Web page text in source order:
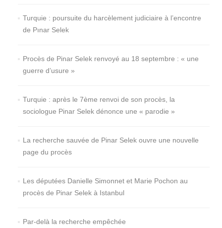
Turquie : poursuite du harcèlement judiciaire à l’encontre
de Pınar Selek
Procès de Pinar Selek renvoyé au 18 septembre : « une
guerre d’usure »
Turquie : après le 7ème renvoi de son procès, la
sociologue Pinar Selek dénonce une « parodie »
La recherche sauvée de Pinar Selek ouvre une nouvelle
page du procès
Les députées Danielle Simonnet et Marie Pochon au
procès de Pinar Selek à Istanbul
Par-delà la recherche empêchée